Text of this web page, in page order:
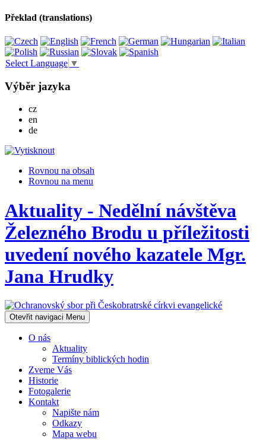
Překlad (translations)
Select Language ▼
Výběr jazyka
czČesky
en
deDeutsch
Rovnou na obsah
Rovnou na menu
Aktuality - Nedělní návštěva
Železného Brodu u příležitosti
uvedení nového kazatele Mgr.
Jana Hrudky
Otevřit navigaci Menu
O nás
Aktuality
Termíny biblických hodin
Zveme Vás
Historie
Fotogalerie
Kontakt
Napište nám
Odkazy
Mapa webu